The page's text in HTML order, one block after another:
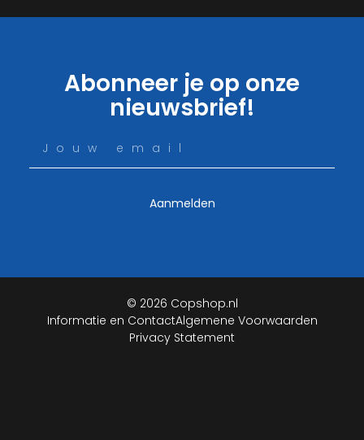
Abonneer je op onze
nieuwsbrief!
Aanmelden
© 2026 Copshop.nl
Informatie en ContactAlgemene Voorwaarden
Privacy Statement